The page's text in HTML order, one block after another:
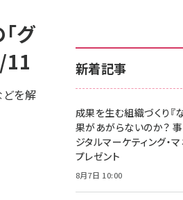
z世
グ
11
どを解
新着記事
成果を生む組織づくり
果があがらないのか？
ジタルマーケティング・
プレゼント
8月7日 10:00